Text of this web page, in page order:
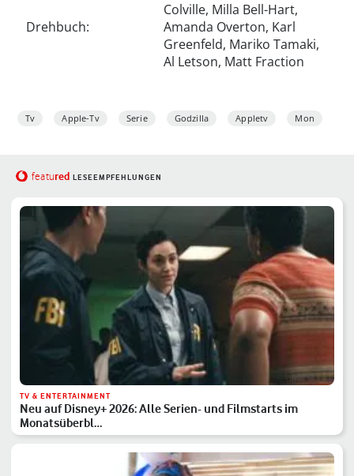
Drehbuch:
Colville, Milla Bell-Hart,
Amanda Overton, Karl
Greenfeld, Mariko Tamaki,
Al Letson, Matt Fraction
Tv Apple-Tv Serie Godzilla Appletv Mon
featured LESEEMPFEHLUNGEN
TV & ENTERTAINMENT
Neu auf Disney+ 2026: Alle Serien- und Filmstarts im
Monatsüberbl…